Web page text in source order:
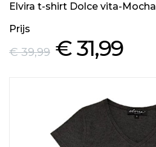
Elvira t-shirt Dolce vita-Mocha
Prijs
€ 39,99 € 31,99